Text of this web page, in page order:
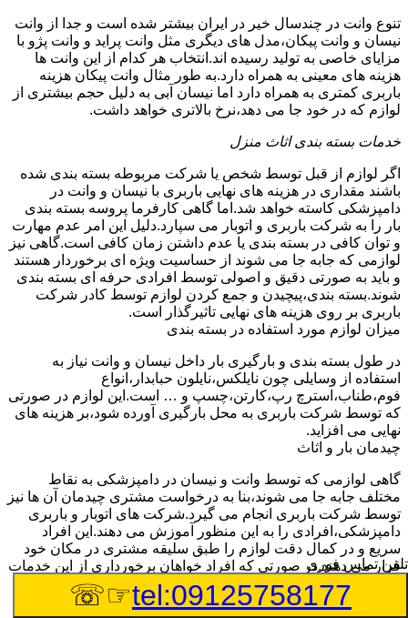
تنوع وانت در چندسال خیر در ایران بیشتر شده است و جدا از وانت
نیسان و وانت پیکان،مدل های دیگری مثل وانت پراید و وانت پژو با
مزایای خاصی به تولید رسیده اند.انتخاب هر کدام از این وانت ها
هزینه های معینی به همراه دارد.به طور مثال وانت پیکان هزینه
باربری کمتری به همراه دارد اما نیسان آبی به دلیل حجم بیشتری از
لوازم که در خود جا می دهد،نرخ بالاتری خواهد داشت.
خدمات بسته بندی اثاث منزل
اگر لوازم از قبل توسط شخص یا شرکت مربوطه بسته بندی شده
باشند مقداری در هزینه های نهایی باربری با نیسان و وانت در
دامپزشکی کاسته خواهد شد.اما گاهی کارفرما پروسه بسته بندی
بار را به شرکت باربری و اتوبار می سپارد.دلیل این امر عدم مهارت
و توان کافی در بسته بندی یا عدم داشتن زمان کافی است.گاهی نیز
لوازمی که جابه جا می شوند از حساسیت ویژه ای برخوردار هستند
و باید به صورتی دقیق و اصولی توسط افرادی حرفه ای بسته بندی
شوند.بسته بندی،پیچیدن و جمع کردن لوازم توسط کادر شرکت
باربری بر روی هزینه های نهایی تاثیرگذار است.
میزان لوازم مورد استفاده در بسته بندی
در طول بسته بندی و بارگیری بار داخل نیسان و وانت نیاز به
استفاده از وسایلی چون نایلکس،نایلون حبابدار،انواع
فوم،طناب،استرچ رپ،کارتن،چسپ و … است.این لوازم در صورتی
که توسط شرکت باربری به محل بارگیری آورده شود،بر هزینه های
نهایی می افزاید.
چیدمان بار و اثاث
گاهی لوازمی که توسط وانت و نیسان در دامپزشکی به نقاط
مختلف جابه جا می شوند،بنا به درخواست مشتری چیدمان آن ها نیز
توسط شرکت باربری انجام می گیرد.شرکت های اتوبار و باربری
دامپزشکی،افرادی را به این منظور آموزش می دهند.این افراد
سریع و در کمال دقت لوازم را طبق سلیقه مشتری در مکان خود
قرار می دهند.در صورتی که افراد خواهان برخورداری از این خدمات
باشند،باید هزینه های باربری بیشتری پرداخت کنند.
تعداد کارگران درخواستی
تلفن تماس فوری
tel:09125758177
☞☏